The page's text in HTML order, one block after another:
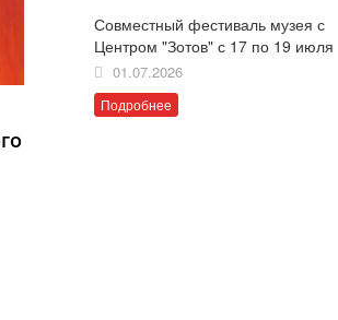
Совместный фестиваль музея с
Центром "Зотов" с 17 по 19 июля
01.07.2026
Подробнее